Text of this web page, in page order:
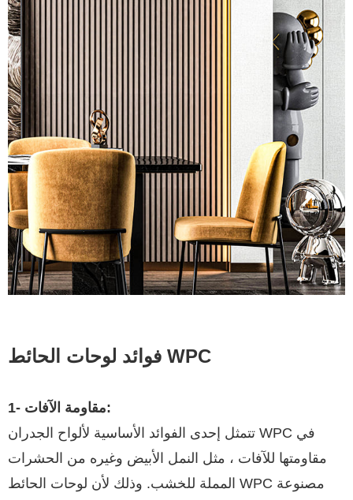
فوائد لوحات الحائط WPC
1- مقاومة الآفات:
تتمثل إحدى الفوائد الأساسية لألواح الجدران WPC في
مقاومتها للآفات ، مثل النمل الأبيض وغيره من الحشرات
المملة للخشب. وذلك لأن لوحات الحائط WPC مصنوعة